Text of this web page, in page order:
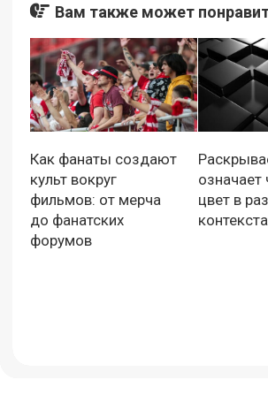
Вам также может
Как фанаты создают
культ вокруг
фильмов: от мерча
до фанатских
форумов
означает
цвет в